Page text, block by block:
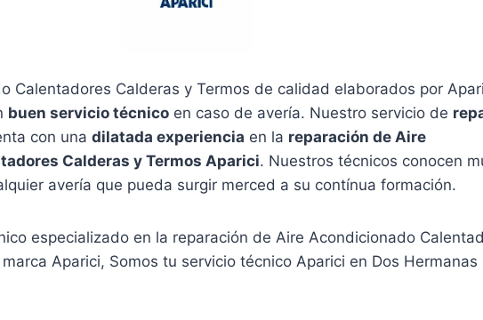
Calentadores Calderas y Termos de calidad elaborados por
buen servicio técnico en caso de avería. Nuestro servicio de
con una dilatada experiencia en la reparación de Aire
Calderas y Termos Aparici. Nuestros técnicos conocen
avería que pueda surgir merced a su contínua formación.
especializado en la reparación de Aire Acondicionado
Aparici, Somos tu servicio técnico Aparici en Dos Hermanas